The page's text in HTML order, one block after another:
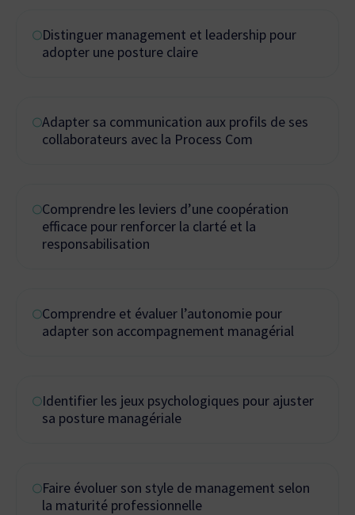
Distinguer management et leadership pour
adopter une posture claire
Adapter sa communication aux profils de ses
collaborateurs avec la Process Com
Comprendre les leviers d’une coopération
efficace pour renforcer la clarté et la
responsabilisation
Comprendre et évaluer l’autonomie pour
adapter son accompagnement managérial
Identifier les jeux psychologiques pour ajuster
sa posture managériale
Faire évoluer son style de management selon
la maturité professionnelle